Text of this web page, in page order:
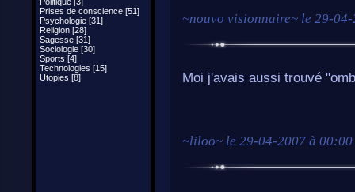
Prises de conscience [51]
Psychologie [31]
Religion [28]
Sagesse [31]
Sociologie [30]
Sports [4]
Technologies [15]
Utopies [8]
~nouvo visionnaire~ le 29-
Moi j'avais aussi trouvé
~liloo~ le 29-04-2007 à 00:00